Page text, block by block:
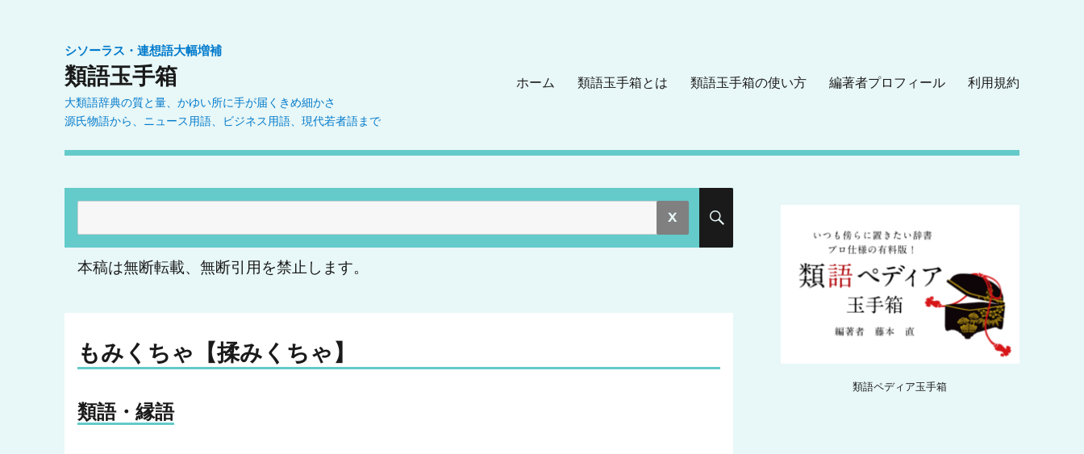
シソーラス・連想語大幅増補
類語玉手箱
大類語辞典の質と量、かゆい所に手が届くきめ細かさ
源氏物語から、ニュース用語、ビジネス用語、現代若者語まで
ホーム 類語玉手箱とは 類語玉手箱の使い方 編著者プロフィール 利用規約
索:
本稿は無断転載、無断引用を禁止します。
もみくちゃ【揉みくちゃ】
類語・縁語
類語ペディア玉手箱